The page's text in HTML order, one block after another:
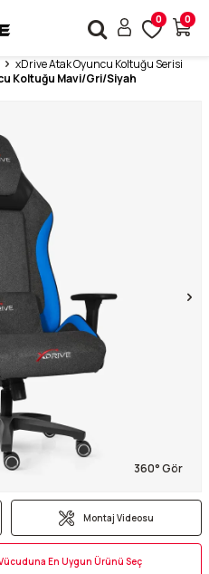
0 0
xDrive Atak Oyuncu Koltuğu Serisi
Koltuğu Mavi/Gri/Siyah
360° Gör
Montaj Videosu
En Uygun Ürünü Seç